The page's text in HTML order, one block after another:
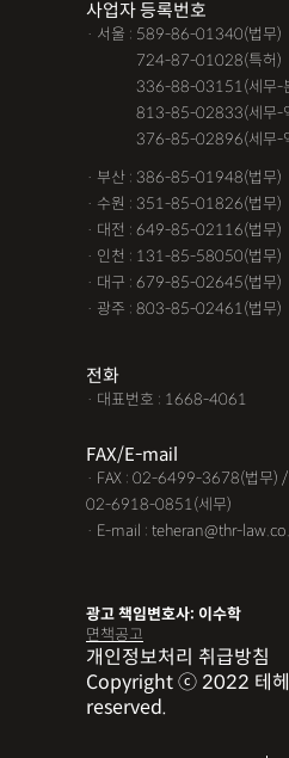
사업자 등록번호
· 서울 : 589-86-01340(법무)
724-87-01028(특허)
336-88-03151(세무-
813-85-02833(세무-
376-85-02896(세무-
· 부산 : 386-85-01948(법무)
· 수원 : 351-85-01826(법무)
· 대전 : 649-85-02116(법무)
· 인천 : 131-85-58050(법무)
· 대구 : 679-85-02645(법무)
· 광주 : 803-85-02461(법무)
전화
· 대표번호 : 1668-4061
FAX/E-mail
· FAX : 02-6499-3678(법무
02-6918-0851(세무)
· E-mail : teheran@thr-
광고 책임변호사: 이수학
면책공고
개인정보처리 취급방침
Copyright ⓒ 2022 테
reserved.